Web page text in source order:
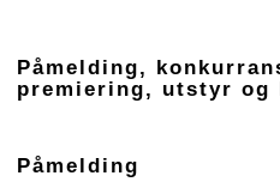
Påmelding,
premiering, utstyr og
Påmelding